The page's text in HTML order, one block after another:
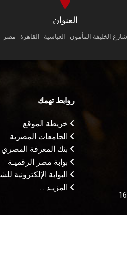
العنوان
شارع الخليفة المأمون - العباسية - القاهرة - مصر
روابط تهمك
خريطة الموقع
الجامعات المصرية
بنك المعرفة المصري
بوابة مصر الرقميـة
البوابة الإلكترونية
المزيـد . . .